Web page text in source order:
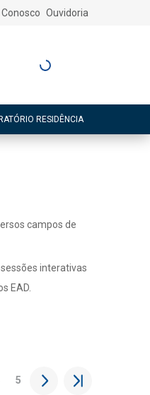
Conosco Ouvidoria
Entre ou Cadastre-
RESIDÊNCIA
campos de
interativas
EAD.
5